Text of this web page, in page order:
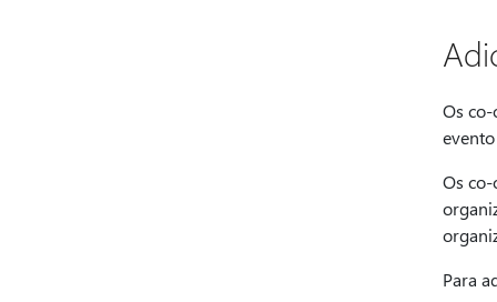
Os
Os
Para